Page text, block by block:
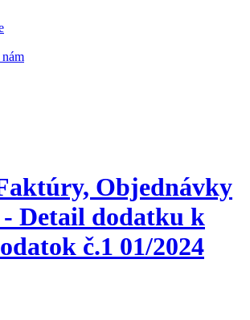
Objednávky
Detail dodatku k
č.1 01/2024